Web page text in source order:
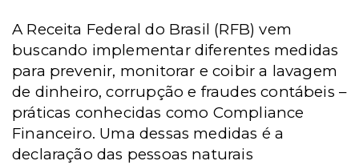
A Receita Federal do Brasil (RFB) vem
buscando implementar diferentes medidas
para prevenir, monitorar e coibir a lavagem
de dinheiro, corrupção e fraudes contábeis –
práticas conhecidas como Compliance
Financeiro. Uma dessas medidas é a
declaração das pessoas naturais